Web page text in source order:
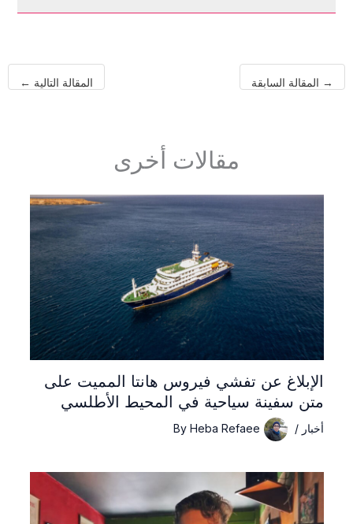
المقالة السابقة المقالة التالية←
مقالات أخرى
الإبلاغ عن تفشي فيروس هانتا المميت على
متن سفينة سياحية في المحيط الأطلسي
أخبار/
ByHeba Refaee